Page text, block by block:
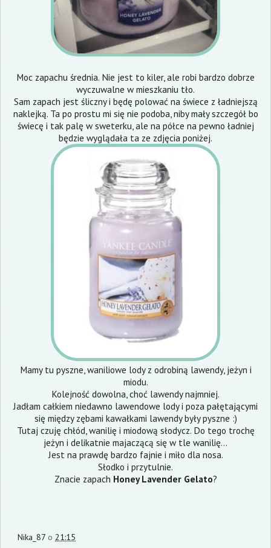
Moc zapachu średnia. Nie jest to kiler, ale robi bardzo dobrze
wyczuwalne w mieszkaniu tło.
Sam zapach jest śliczny i będę polować na świece z ładniejszą
naklejką. Ta po prostu mi się nie podoba, niby mały szczegół bo
świecę i tak palę w sweterku, ale na półce na pewno ładniej
będzie wyglądała ta ze zdjęcia poniżej.
Mamy tu pyszne, waniliowe lody z odrobiną lawendy, jeżyn i
miodu.
Kolejność dowolna, choć lawendy najmniej.
Jadłam całkiem niedawno lawendowe lody i poza pałętającymi
się między zębami kawałkami lawendy były pyszne :)
Tutaj czuję chłód, wanilię i miodową słodycz. Do tego trochę
jeżyn i delikatnie majaczącą się w tle wanilię...
Jest na prawdę bardzo fajnie i miło dla nosa.
Słodko i przytulnie.
Znacie zapach Honey Lavender Gelato?
Nika_87 o 21:15